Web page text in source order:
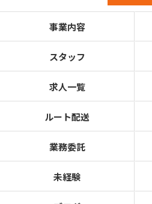
事業内容
スタッフ
求人一覧
ルート配送
業務委託
未経験